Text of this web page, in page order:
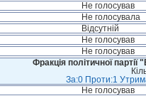
Не голосував
Не голосувала
Відсутній
Не голосував
Не голосував
Фракція політичної
За:0 Проти:1
Не голосував